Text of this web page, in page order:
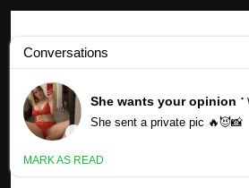
Profils
Profils des membres Fin.K.L (mis à